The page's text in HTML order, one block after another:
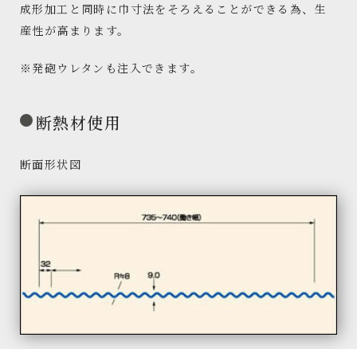
成形加工と同時に巾寸法をそろえることができる為、生
産性が高まります。
※発砲ウレタンも注入できます。
断熱材使用
断面形状図